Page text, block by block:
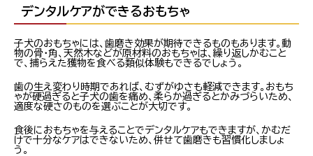
デンタルケアができるおもちゃ
子犬のおもちゃには、歯磨き効果が期待できるものもあります。動
物の骨・角、天然木などが原材料のおもちゃは、繰り返しかむこと
で、捕らえた獲物を食べる類似体験もできるでしょう。
歯の生え変わり時期であれば、むずがゆさも軽減できます。おもち
ゃが硬過ぎると子犬の歯を痛め、柔らか過ぎるとかみづらいため、
適度な硬さのものを選ぶことが大切です。
食後におもちゃを与えることでデンタルケアもできますが、かむだ
けで十分なケアはできないため、併せて歯磨きも習慣化しましょ
う。